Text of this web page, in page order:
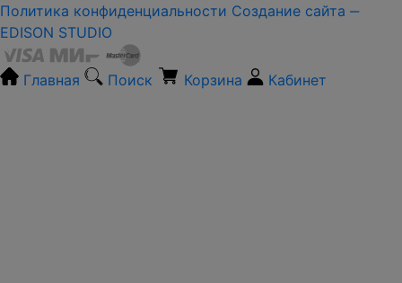
Политика конфиденциальности Создание сайта ‒
EDISON STUDIO
Главная Поиск Корзина Кабинет